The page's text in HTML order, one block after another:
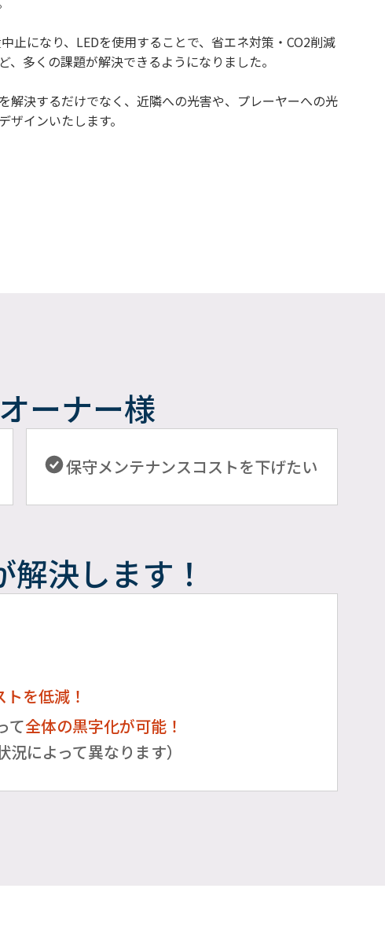
止になり、LEDを使用することで、省エネ対策・CO2削減
、多くの課題が解決できるようになりました。
解決するだけでなく、近隣への光害や、プレーヤーへの光
ザインいたします。
ーナー様
保守メンテナンスコストを下げたい
解決します！
を低減！
て全体の黒字化が可能！
況によって異なります）